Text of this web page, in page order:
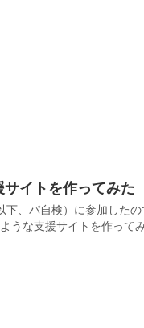
イトを作ってみた
下、パ自検）に参加した
うな支援サイトを作ってみ